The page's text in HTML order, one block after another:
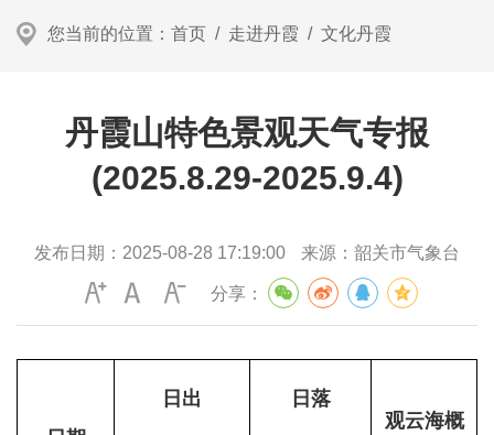
您当前的位置： 首页 / 走进丹霞 / 文化丹霞
丹霞山特色景观天气专报
(2025.8.29-2025.9.4)
发布日期： 2025-08-28 17:19:00 来源： 韶关市气象台
分享：
日出
日落
观云海概